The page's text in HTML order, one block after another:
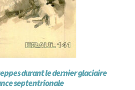
durant le dernier glaciaire
septentrionale